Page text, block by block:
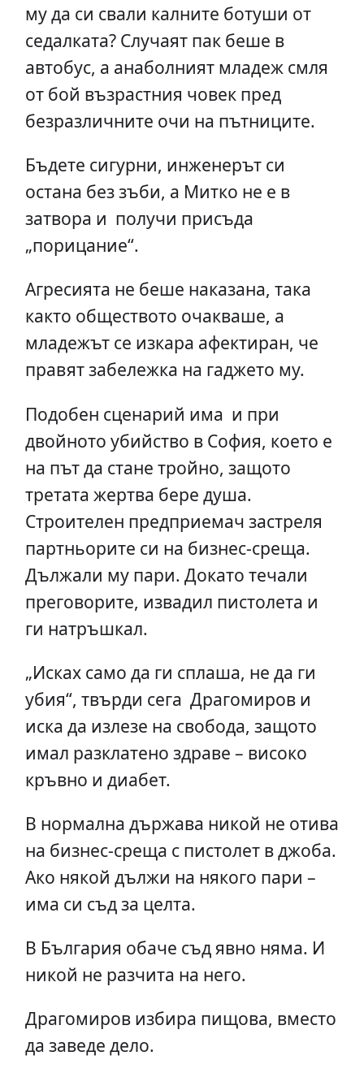
му да си свали калните ботуши от
седалката? Случаят пак беше в
автобус, а анаболният младеж смля
от бой възрастния човек пред
безразличните очи на пътниците.
Бъдете сигурни, инженерът си
остана без зъби, а Митко не е в
затвора и получи присъда
„порицание“.
Агресията не беше наказана, така
както обществото очакваше, а
младежът се изкара афектиран, че
правят забележка на гаджето му.
Подобен сценарий има и при
двойното убийство в София, което е
на път да стане тройно, защото
третата жертва бере душа.
Строителен предприемач застреля
партньорите си на бизнес-среща.
Дължали му пари. Докато течали
преговорите, извадил пистолета и
ги натръшкал.
„Исках само да ги сплаша, не да ги
убия“, твърди сега Драгомиров и
иска да излезе на свобода, защото
имал разклатено здраве – високо
кръвно и диабет.
В нормална държава никой не отива
на бизнес-среща с пистолет в джоба.
Ако някой дължи на някого пари –
има си съд за целта.
В България обаче съд явно няма. И
никой не разчита на него.
Драгомиров избира пищова, вместо
да заведе дело.